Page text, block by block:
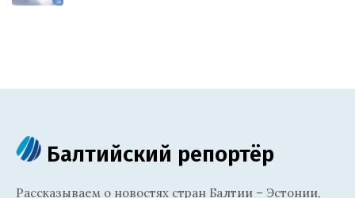
Балтийский репортёр
Рассказываем о новостях стран Балтии – Эстонии,